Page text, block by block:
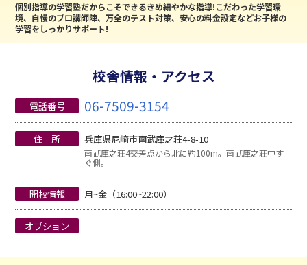
個別指導の学習塾だからこそできるきめ細やかな指導!こだわった学習環
境、自慢のプロ講師陣、万全のテスト対策、安心の料金設定などお子様の
学習をしっかりサポート!
校舎情報・アクセス
電話番号 06-7509-3154
住 所 兵庫県尼崎市南武庫之荘4-8-10
南武庫之荘4交差点から北に約100m。南武庫之荘中す
ぐ側。
開校情報 月~金（16:00~22:00）
オプション